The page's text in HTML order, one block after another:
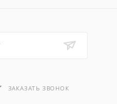
ЗАКАЗАТЬ ЗВОНОК